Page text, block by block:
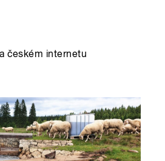
českém internetu